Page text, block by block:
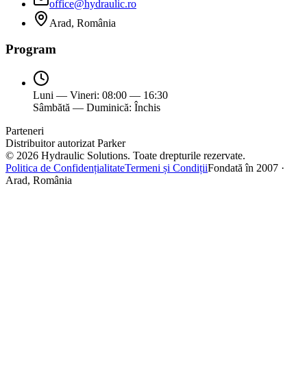
office@hydraulic.ro
Arad, România
Program
Luni — Vineri: 08:00 — 16:30
Sâmbătă — Duminică: Închis
Parteneri
Distribuitor autorizat Parker
© 2026 Hydraulic Solutions. Toate drepturile rezervate.
Politica de ConfidențialitateTermeni și CondițiiFondată în 2007 ·
Arad, România